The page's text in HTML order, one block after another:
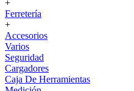
+
Ferretería
+
Accesorios
Varios
Seguridad
Cargadores
Caja De Herramientas